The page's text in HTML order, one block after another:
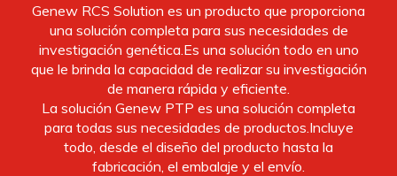
Genew RCS Solution es un producto que proporciona
una solución completa para sus necesidades de
investigación genética.Es una solución todo en uno
que le brinda la capacidad de realizar su investigación
de manera rápida y eficiente.
La solución Genew PTP es una solución completa
para todas sus necesidades de productos.Incluye
todo, desde el diseño del producto hasta la
fabricación, el embalaje y el envío.